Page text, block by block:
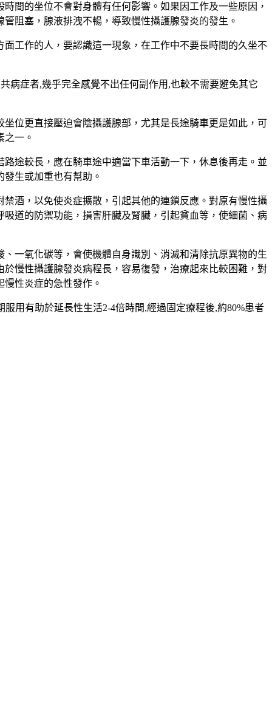
間的坐位不會對身體有任何影響。如果因工作及一些原因，
阻塞，腺液排洩不暢，導致慢性攝護腺發炎的發生。
工作的人，要認識這一現象，在工作中不要長時間的久坐不
病症者,幾乎完全感覺不出任何副作用,也較不需要避免其它
位更直接壓迫會陰攝護腺部，尤其是長途騎車更是如此，可
一。
途較長，應在騎車途中適當下車活動一下，休息後再走。並
生或加重也有幫助。
酒，以免使炎症擴散，引起其他的連鎖反應。對原有慢性攝
道的防禦功能，損害肝臟及腎臟，引起貧血等，使細菌、病
一氧化碳等，會使機體自身識別、消滅和清除抗原異物的生
慢性攝護腺發炎病程長，容易復發，治療起來比較困難，對
性炎症的急性發作。
用有助於延長性生活2-4倍時間,經過固定療程後,約80%患者